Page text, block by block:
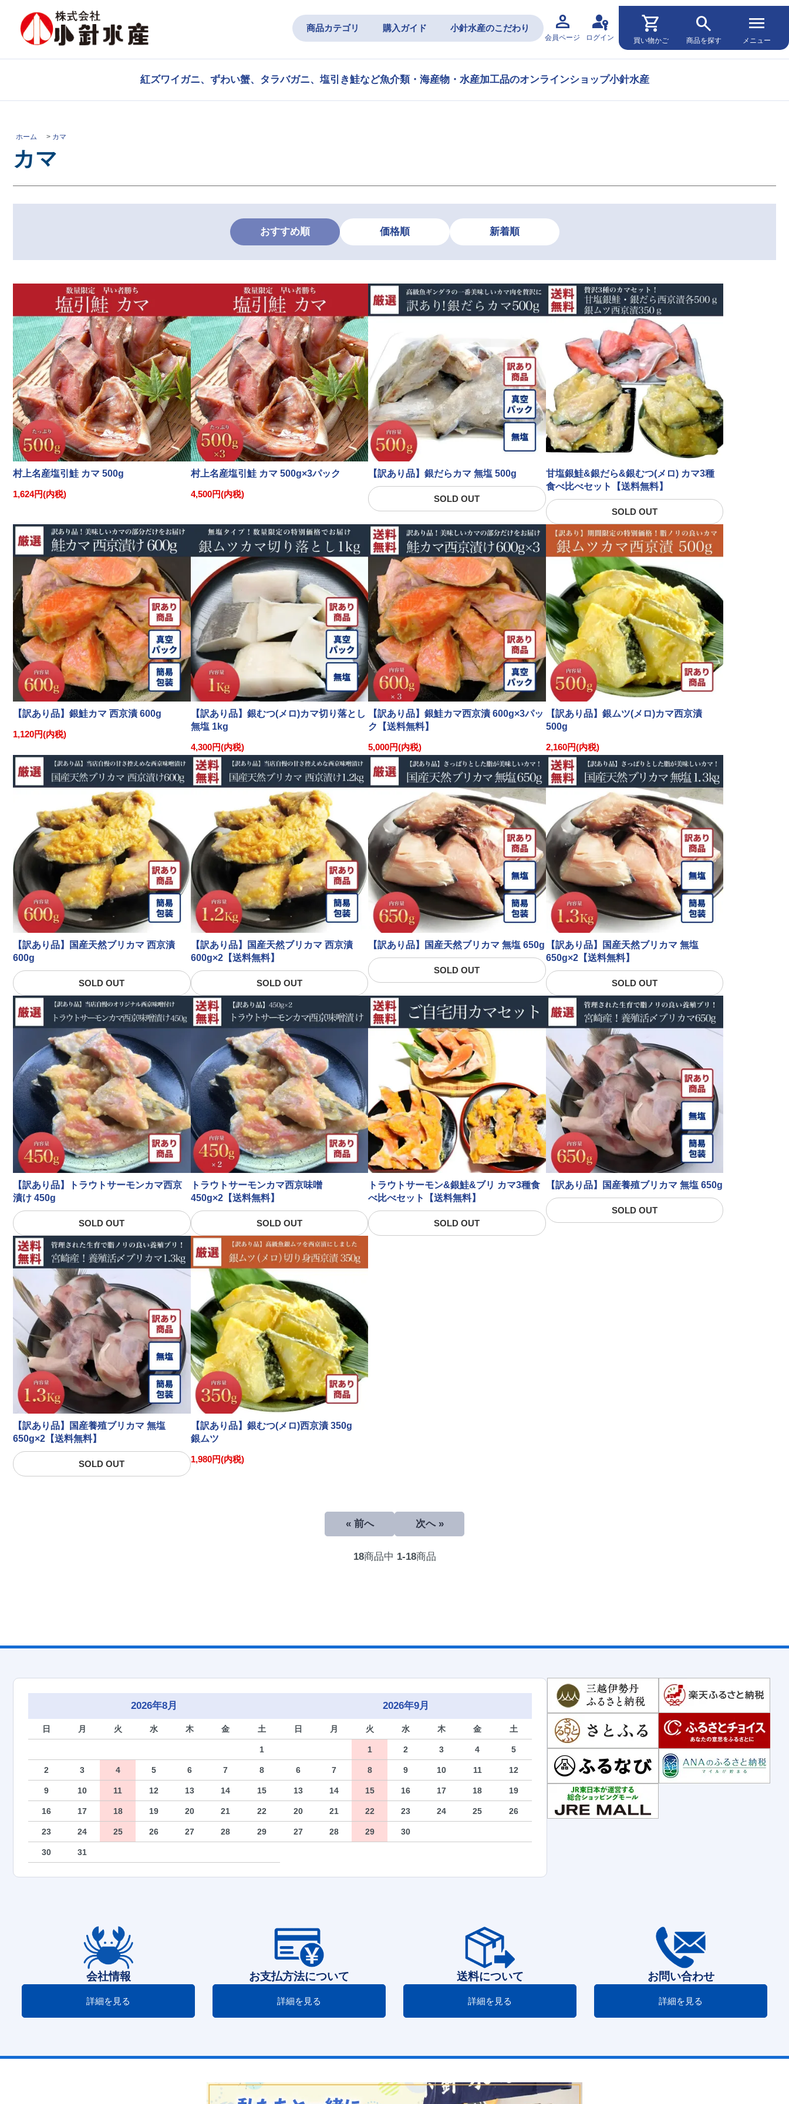
商品カテゴリ 購入ガイド 小針水産のこだわり person
会員ページ
passkey
ログイン
shopping_cart
買い物かご
search
商品を探す
menu
メニュー
紅ズワイガニ、ずわい蟹、タラバガニ、塩引き鮭など魚介類・海産物・水産加工品のオンラインショップ小針水産
ホーム > カマ
カマ
おすすめ順 価格順 新着順
村上名産塩引鮭 カマ 500g
1,624円(内税)
村上名産塩引鮭 カマ 500g×3パック
4,500円(内税)
【訳あり品】銀だらカマ 無塩 500g
SOLD OUT
甘塩銀鮭&銀だら&銀むつ(メロ) カマ3種
食べ比べセット【送料無料】
SOLD OUT
【訳あり品】銀鮭カマ 西京漬 600g
1,120円(内税)
【訳あり品】銀むつ(メロ)カマ切り落とし
無塩 1kg
4,300円(内税)
【訳あり品】銀鮭カマ西京漬 600g×3パッ
ク【送料無料】
5,000円(内税)
【訳あり品】銀ムツ(メロ)カマ西京漬
500g
2,160円(内税)
【訳あり品】国産天然ブリカマ 西京漬
600g
SOLD OUT
【訳あり品】国産天然ブリカマ 西京漬
600g×2【送料無料】
SOLD OUT
【訳あり品】国産天然ブリカマ 無塩 650g
SOLD OUT
【訳あり品】国産天然ブリカマ 無塩
650g×2【送料無料】
SOLD OUT
【訳あり品】トラウトサーモンカマ西京
漬け 450g
SOLD OUT
トラウトサーモンカマ西京味噌
450g×2【送料無料】
SOLD OUT
トラウトサーモン&銀鮭&ブリ カマ3種食
べ比べセット【送料無料】
SOLD OUT
【訳あり品】国産養殖ブリカマ 無塩 650g
SOLD OUT
【訳あり品】国産養殖ブリカマ 無塩
650g×2【送料無料】
SOLD OUT
【訳あり品】銀むつ(メロ)西京漬 350g
銀ムツ
1,980円(内税)
« 前へ 次へ »
18商品中 1-18商品
2026年8月
日 月 火 水 木 金 土
1
2 3 4 5 6 7 8
9 10 11 12 13 14 15
16 17 18 19 20 21 22
23 24 25 26 27 28 29
30 31
2026年9月
日 月 火 水 木 金 土
1 2 3 4 5
6 7 8 9 10 11 12
13 14 15 16 17 18 19
20 21 22 23 24 25 26
27 28 29 30
会社情報
詳細を見る
お支払方法について
詳細を見る
送料について
詳細を見る
お問い合わせ
詳細を見る